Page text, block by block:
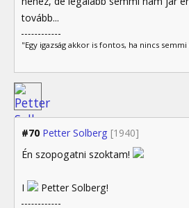
tovább...
"Egy igazság akkor is fontos, ha nincs
#70 Petter Solberg [1940]
Én szopogatni szoktam!
I Petter Solberg!